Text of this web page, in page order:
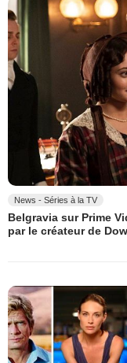
News - Séries à la TV
Belgravia sur Prime
par le créateur de